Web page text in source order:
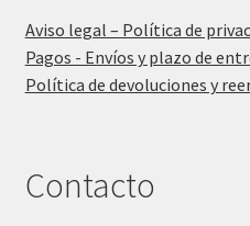
Aviso legal – Política de
Pagos - Envíos y plazo de
Política de devoluciones y
Contacto